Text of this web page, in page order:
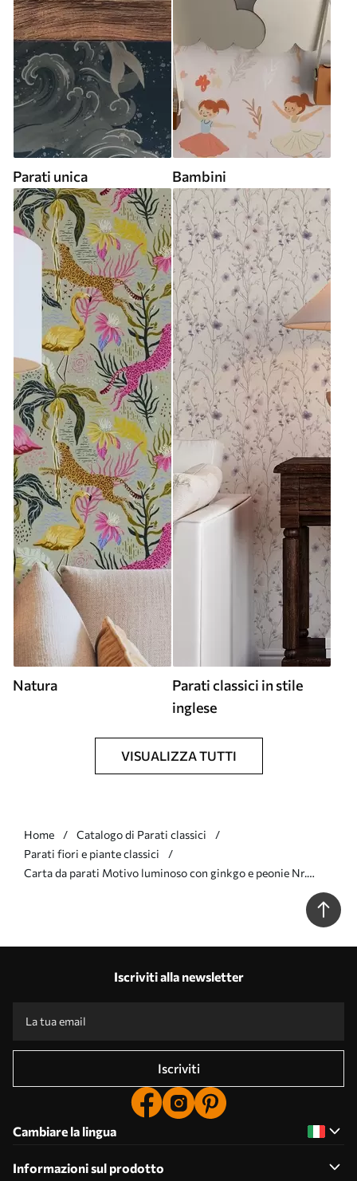
Parati unica Bambini
Natura
Parati classici in stile
inglese
VISUALIZZA TUTTI
Home
Catalogo di Parati classici
Parati fiori e piante classici
Carta da parati Motivo luminoso con ginkgo e peonie Nr.
Iscriviti alla newsletter
Iscriviti
Cambiare la lingua
Informazioni sul prodotto